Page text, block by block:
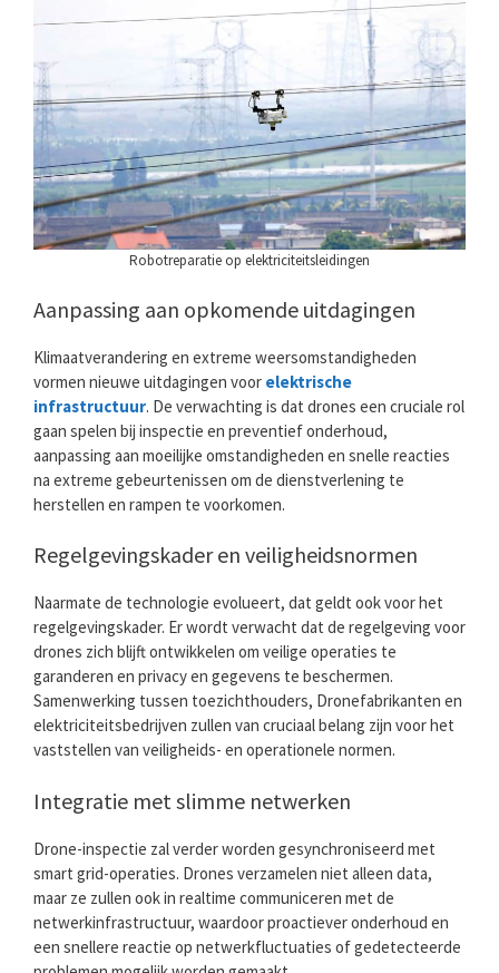
Robotreparatie op elektriciteitsleidingen
Aanpassing aan opkomende uitdagingen
Klimaatverandering en extreme weersomstandigheden
vormen nieuwe uitdagingen voor elektrische
infrastructuur. De verwachting is dat drones een cruciale rol
gaan spelen bij inspectie en preventief onderhoud,
aanpassing aan moeilijke omstandigheden en snelle reacties
na extreme gebeurtenissen om de dienstverlening te
herstellen en rampen te voorkomen.
Regelgevingskader en veiligheidsnormen
Naarmate de technologie evolueert, dat geldt ook voor het
regelgevingskader. Er wordt verwacht dat de regelgeving voor
drones zich blijft ontwikkelen om veilige operaties te
garanderen en privacy en gegevens te beschermen.
Samenwerking tussen toezichthouders, Dronefabrikanten en
elektriciteitsbedrijven zullen van cruciaal belang zijn voor het
vaststellen van veiligheids- en operationele normen.
Integratie met slimme netwerken
Drone-inspectie zal verder worden gesynchroniseerd met
smart grid-operaties. Drones verzamelen niet alleen data,
maar ze zullen ook in realtime communiceren met de
netwerkinfrastructuur, waardoor proactiever onderhoud en
een snellere reactie op netwerkfluctuaties of gedetecteerde